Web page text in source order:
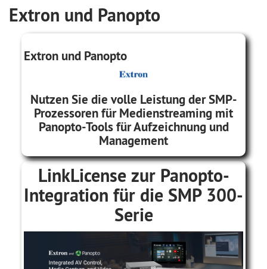
Extron und Panopto
Extron und Panopto
Nutzen Sie die volle Leistung der SMP-
Prozessoren für Medienstreaming mit
Panopto-Tools für Aufzeichnung und
Management
LinkLicense zur Panopto-
Integration für die SMP 300-
Serie